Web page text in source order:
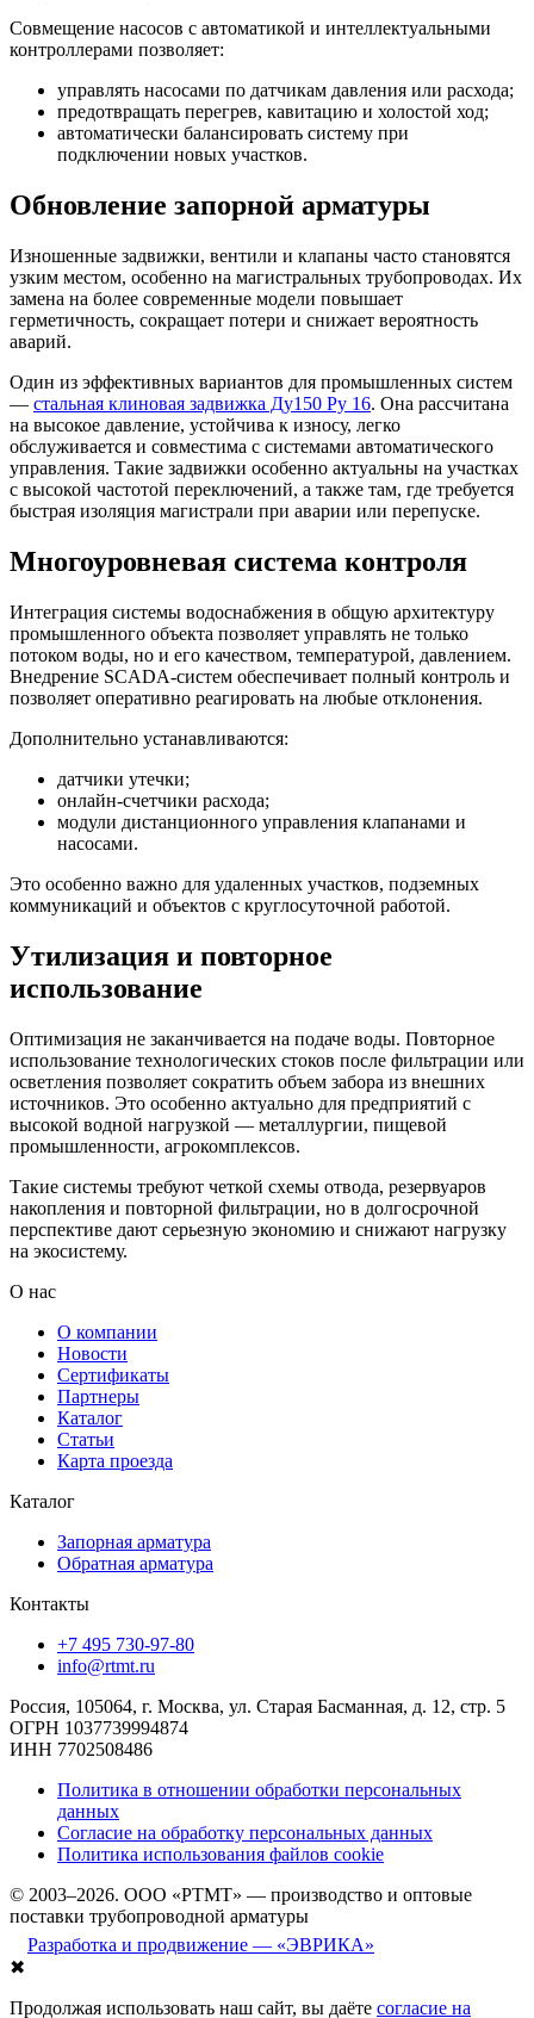
Совмещение насосов с автоматикой и интеллектуальными
контроллерами позволяет:
управлять насосами по датчикам давления или расхода;
предотвращать перегрев, кавитацию и холостой ход;
автоматически балансировать систему при
подключении новых участков.
Обновление запорной арматуры
Изношенные задвижки, вентили и клапаны часто становятся
узким местом, особенно на магистральных трубопроводах. Их
замена на более современные модели повышает
герметичность, сокращает потери и снижает вероятность
аварий.
Один из эффективных вариантов для промышленных систем
— стальная клиновая задвижка Ду150 Ру 16. Она рассчитана
на высокое давление, устойчива к износу, легко
обслуживается и совместима с системами автоматического
управления. Такие задвижки особенно актуальны на участках
с высокой частотой переключений, а также там, где требуется
быстрая изоляция магистрали при аварии или перепуске.
Многоуровневая система контроля
Интеграция системы водоснабжения в общую архитектуру
промышленного объекта позволяет управлять не только
потоком воды, но и его качеством, температурой, давлением.
Внедрение SCADA-систем обеспечивает полный контроль и
позволяет оперативно реагировать на любые отклонения.
Дополнительно устанавливаются:
датчики утечки;
онлайн-счетчики расхода;
модули дистанционного управления клапанами и
насосами.
Это особенно важно для удаленных участков, подземных
коммуникаций и объектов с круглосуточной работой.
Утилизация и повторное
использование
Оптимизация не заканчивается на подаче воды. Повторное
использование технологических стоков после фильтрации или
осветления позволяет сократить объем забора из внешних
источников. Это особенно актуально для предприятий с
высокой водной нагрузкой — металлургии, пищевой
промышленности, агрокомплексов.
Такие системы требуют четкой схемы отвода, резервуаров
накопления и повторной фильтрации, но в долгосрочной
перспективе дают серьезную экономию и снижают нагрузку
на экосистему.
О нас
О компании
Новости
Сертификаты
Партнеры
Каталог
Статьи
Карта проезда
Каталог
Запорная арматура
Обратная арматура
Контакты
+7 495 730-97-80
info@rtmt.ru
Россия, 105064, г. Москва, ул. Старая Басманная, д. 12, стр. 5
ОГРН 1037739994874
ИНН 7702508486
Политика в отношении обработки персональных
данных
Согласие на обработку персональных данных
Политика использования файлов cookie
© 2003–2026. ООО «РТМТ» — производство и оптовые
поставки трубопроводной арматуры
Разработка и продвижение — «ЭВРИКА»
✖
Продолжая использовать наш сайт, вы даёте согласие на